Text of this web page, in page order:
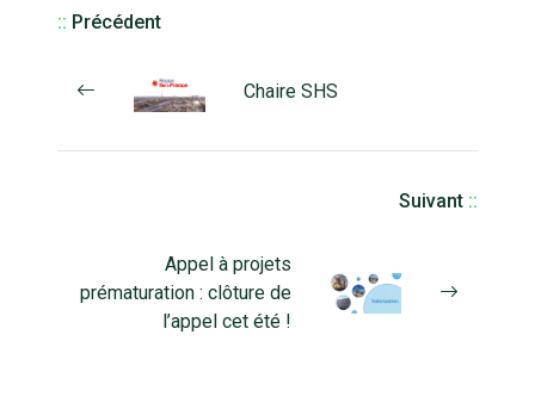
:: Précédent
Chaire SHS
Suivant ::
Appel à projets
prématuration : clôture de
l’appel cet été !